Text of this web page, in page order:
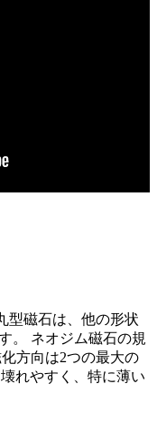
型磁石は、他の形状
。 ネオジム磁石の規
方向は2つの最大の
れやすく、特に薄い